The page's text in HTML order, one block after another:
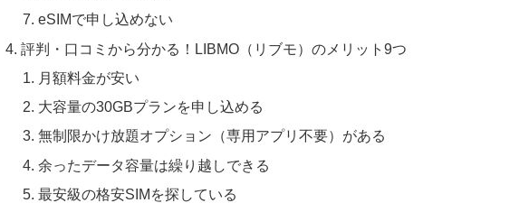
eSIMで申し込めない
評判・口コミから分かる！LIBMO（リブモ）のメリット9つ
月額料金が安い
大容量の30GBプランを申し込める
無制限かけ放題オプション（専用アプリ不要）がある
余ったデータ容量は繰り越しできる
最安級の格安SIMを探している